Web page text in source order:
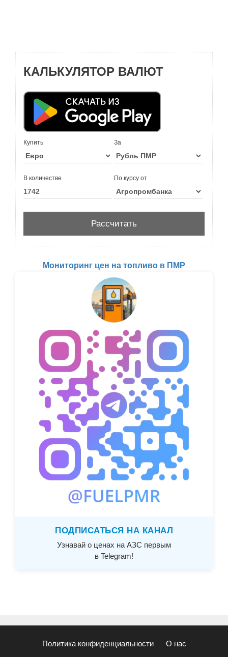
КАЛЬКУЛЯТОР ВАЛЮТ
Купить За
В количестве По курсу от
Мониторинг цен на топливо в ПМР
ПОДПИСАТЬСЯ НА КАНАЛ
Узнавай о ценах на АЗС первым
в Telegram!
Политика конфиденциальности О нас